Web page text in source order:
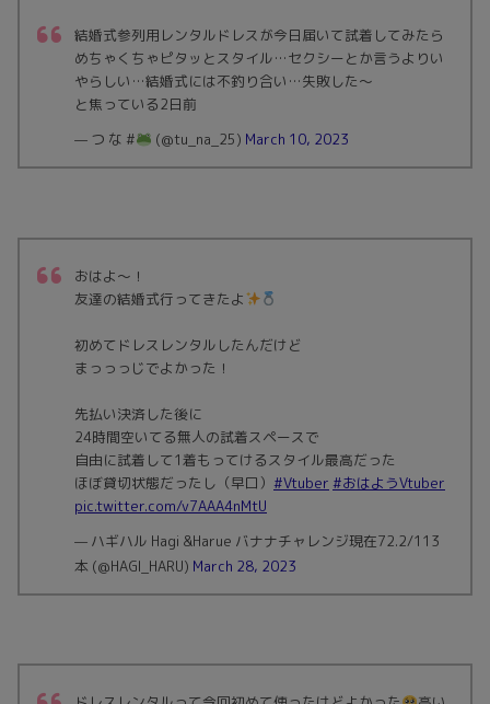
結婚式参列用レンタルドレスが今日届いて試着してみたら
めちゃくちゃピタッとスタイル…セクシーとか言うよりい
やらしい…結婚式には不釣り合い…失敗した〜
と焦っている2日前
— つ な #
(@tu_na_25) March 10, 2023
おはよ〜！
友達の結婚式行ってきたよ
初めてドレスレンタルしたんだけど
まっっっじでよかった！
先払い決済した後に
24時間空いてる無人の試着スペースで
自由に試着して1着もってけるスタイル最高だった
ほぼ貸切状態だったし（早口） #Vtuber #おはようVtuber
pic.twitter.com/v7AAA4nMtU
— ハギハル Hagi &Harue バナナチャレンジ現在72.2/113
本 (@HAGI_HARU) March 28, 2023